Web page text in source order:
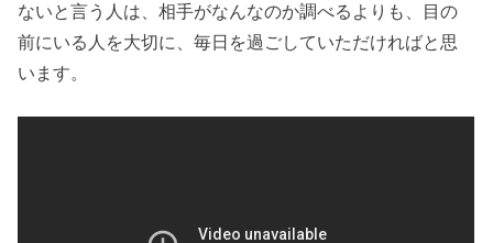
ないと言う人は、相手がなんなのか調べるよりも、目の
前にいる人を大切に、毎日を過ごしていただければと思
います。